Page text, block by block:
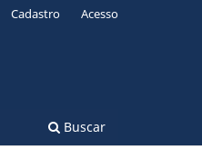
Buscar
Cadastro Acesso